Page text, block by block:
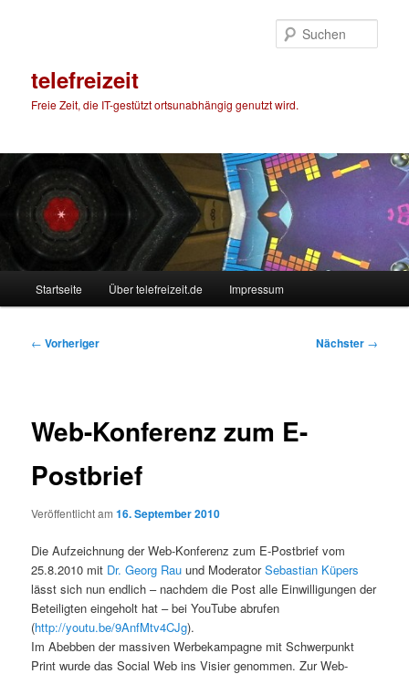
telefreizeit
Freie Zeit, die IT-gestützt ortsunabhängig genutzt wird.
Startseite Über telefreizeit.de Impressum
Beitragsnavigation
← Vorheriger Nächster →
Web-Konferenz zum E-
Postbrief
Veröffentlicht am16. September 2010
Die Aufzeichnung der Web-Konferenz zum E-Postbrief vom
25.8.2010 mit Dr. Georg Rau und ModeratorSebastian Küpers
lässt sich nun endlich – nachdem die Post alle Einwilligungen der
Beteiligten eingeholt hat – bei YouTube abrufen
(http://youtu.be/9AnfMtv4CJg).
Im Abebben der massiven Werbekampagne mit Schwerpunkt
Print wurde das Social Web ins Visier genommen. Zur Web-